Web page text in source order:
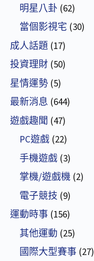
明星八卦 (62)
當個影視宅 (30)
成人話題 (17)
投資理財 (50)
星情運勢 (5)
最新消息 (644)
遊戲趣聞 (47)
PC遊戲 (22)
手機遊戲 (3)
掌機/遊戲機 (2)
電子競技 (9)
運動時事 (156)
其他運動 (25)
國際大型賽事 (27)